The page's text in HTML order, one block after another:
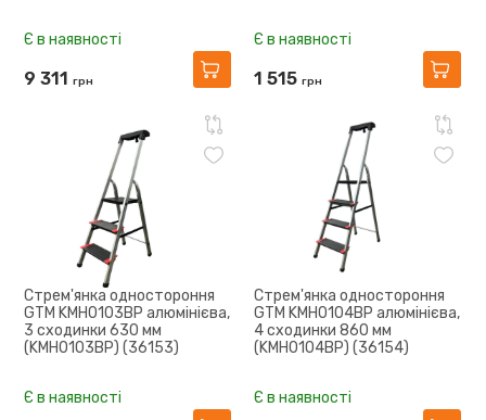
Є в наявності
9 311 грн
Є в наявності
1 515 грн
Стрем'янка одностороння
GTM KMH0103BP алюмінієва,
3 сходинки 630 мм
(KMH0103BP) (36153)
Є в наявності
Стрем'янка одностороння
GTM KMH0104BP алюмінієва,
4 сходинки 860 мм
(KMH0104BP) (36154)
Є в наявності